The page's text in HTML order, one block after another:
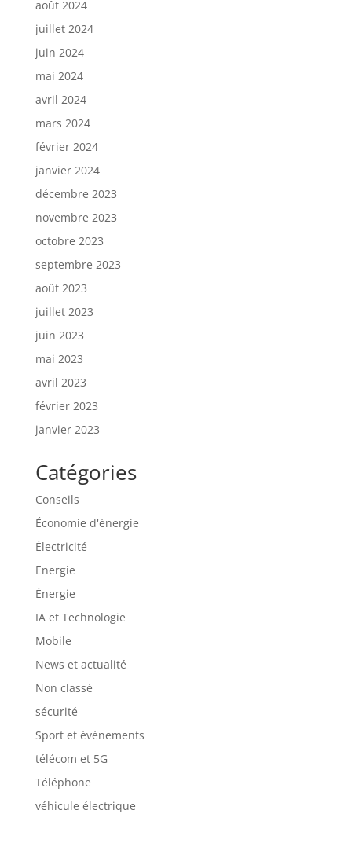
août 2024
juillet 2024
juin 2024
mai 2024
avril 2024
mars 2024
février 2024
janvier 2024
décembre 2023
novembre 2023
octobre 2023
septembre 2023
août 2023
juillet 2023
juin 2023
mai 2023
avril 2023
février 2023
janvier 2023
Catégories
Conseils
Économie d'énergie
Électricité
Energie
Énergie
IA et Technologie
Mobile
News et actualité
Non classé
sécurité
Sport et évènements
télécom et 5G
Téléphone
véhicule électrique